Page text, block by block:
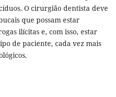
O cirurgião dentista deve
que possam estar
ilícitas e, com isso, estar
de paciente, cada vez mais